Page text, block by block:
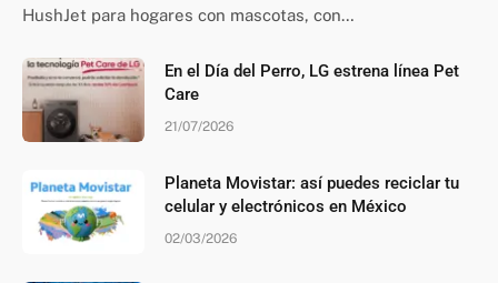
HushJet para hogares con mascotas, con…
En el Día del Perro, LG estrena línea Pet
Care
21/07/2026
Planeta Movistar: así puedes reciclar tu
celular y electrónicos en México
02/03/2026